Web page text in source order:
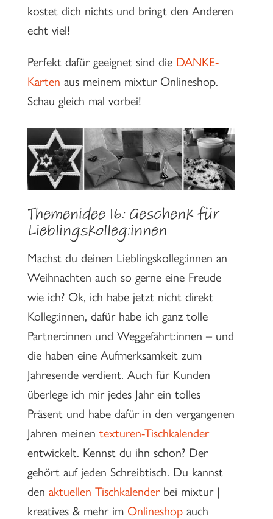
kostet dich nichts und bringt den Anderen
echt viel!
Perfekt dafür geeignet sind die DANKE-
Karten aus meinem mixtur Onlineshop.
Schau gleich mal vorbei!
Themenidee 16: Geschenk für
Lieblingskolleg:innen
Machst du deinen Lieblingskolleg:innen an
Weihnachten auch so gerne eine Freude
wie ich? Ok, ich habe jetzt nicht direkt
Kolleg:innen, dafür habe ich ganz tolle
Partner:innen und Weggefährt:innen – und
die haben eine Aufmerksamkeit zum
Jahresende verdient. Auch für Kunden
überlege ich mir jedes Jahr ein tolles
Präsent und habe dafür in den vergangenen
Jahren meinen texturen-Tischkalender
entwickelt. Kennst du ihn schon? Der
gehört auf jeden Schreibtisch. Du kannst
den aktuellen Tischkalenderbei mixtur |
kreatives & mehr im Onlineshopauch